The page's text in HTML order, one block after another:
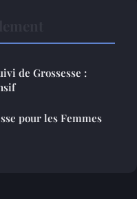
de Grossesse :
pour les Femmes